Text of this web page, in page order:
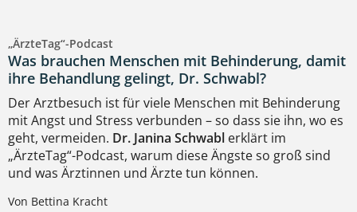
„ÄrzteTag“-Podcast
Was brauchen Menschen mit Behinderung, damit
ihre Behandlung gelingt, Dr. Schwabl?
Der Arztbesuch ist für viele Menschen mit Behinderung
mit Angst und Stress verbunden – so dass sie ihn, wo es
geht, vermeiden. Dr. Janina Schwabl erklärt im
„ÄrzteTag“-Podcast, warum diese Ängste so groß sind
und was Ärztinnen und Ärzte tun können.
Von Bettina Kracht